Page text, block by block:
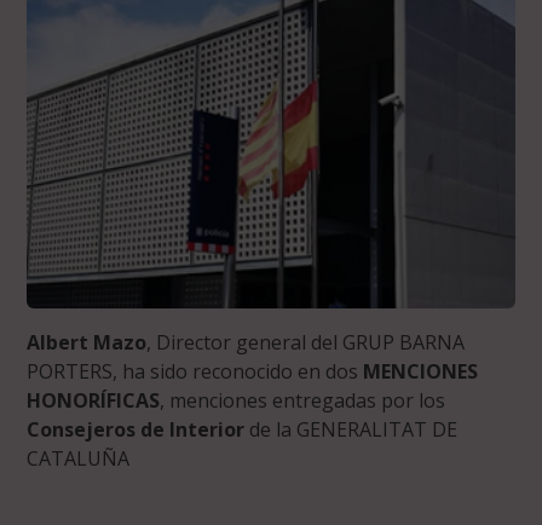
Albert Mazo, Director general del GRUP BARNA
PORTERS, ha sido reconocido en dos MENCIONES
HONORÍFICAS, menciones entregadas por los
Consejeros de Interior de la GENERALITAT DE
CATALUÑA